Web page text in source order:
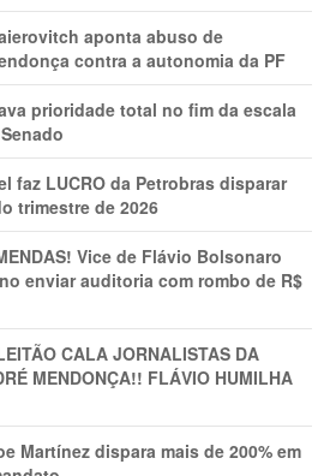
aponta abuso de
contra a autonomia da PF
prioridade total no fim da escala
faz LUCRO da Petrobras disparar
trimestre de 2026
Vice de Flávio Bolsonaro
enviar auditoria com rombo de R$
CALA JORNALISTAS DA
MENDONÇA!! FLÁVIO HUMILHA
Martínez dispara mais de 200% em